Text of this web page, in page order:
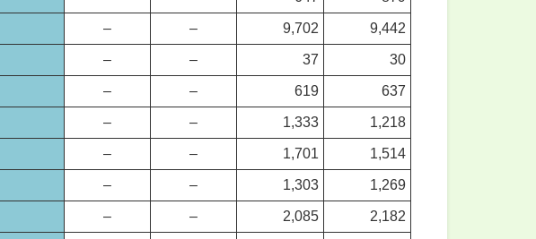
– – 9,702 9,442
– – 37 30
– – 619 637
– – 1,333 1,218
– – 1,701 1,514
– – 1,303 1,269
– – 2,085 2,182